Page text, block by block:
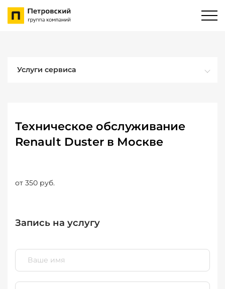
Услуги сервиса
Техническое обслуживание
Renault Duster в Москве
от 350 руб.
Запись на услугу